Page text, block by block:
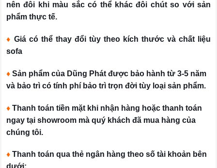
nên đôi khi màu sắc có thể khác đôi chút so với sản
phẩm thực tế.
♦ Giá có thể thay đổi tùy theo kích thước và chất liệu
sofa
♦ Sản phẩm của Dũng Phát được bảo hành từ 3-5 năm
và bảo trì có tính phí bảo trì trọn đời tùy loại sản phẩm.
♦ Thanh toán tiền mặt khi nhận hàng hoặc thanh toán
ngay tại showroom mà quý khách đã mua hàng của
chúng tôi.
♦ Thanh toán qua thẻ ngân hàng theo số tài khoản bên